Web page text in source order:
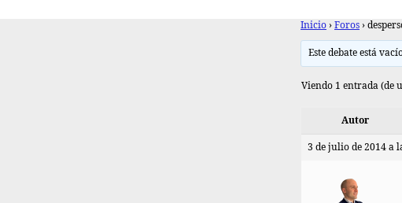
Inicio › Foros ›
Este debate está
Viendo 1 entrada (de
Autor
3 de julio de 2014 a